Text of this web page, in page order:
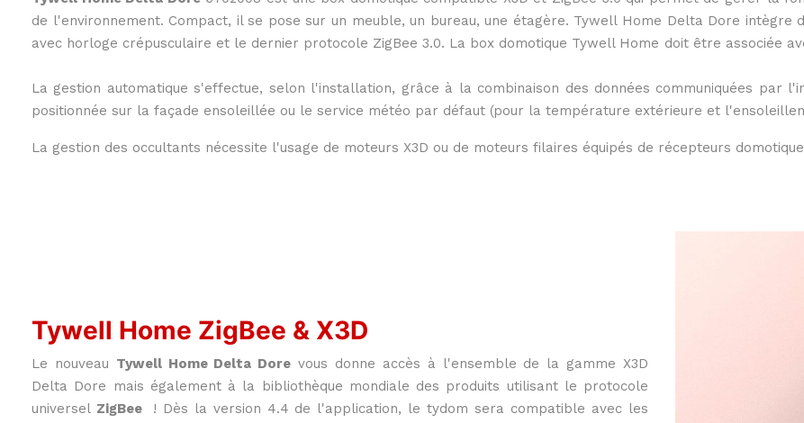
de l'environnement. Compact, il se pose sur un meuble, un bureau, une étagère. Tywell Home Delta Dore
avec horloge crépusculaire et le dernier protocole ZigBee 3.0. La box domotique Tywell Home doit être associée
La gestion automatique s'effectue, selon l'installation, grâce à la combinaison des données communiquées
positionnée sur la façade ensoleillée ou le service météo par défaut (pour la température extérieure et
La gestion des occultants nécessite l'usage de moteurs X3D ou de moteurs filaires équipés de récepteurs
Tywell Home ZigBee & X3D
Le nouveau Tywell Home Delta Dore vous donne accès à l'ensemble de la gamme X3D
Delta Dore mais également à la bibliothèque mondiale des produits utilisant le protocole
universel ZigBee ! Dès la version 4.4 de l'application, le tydom sera compatible avec les